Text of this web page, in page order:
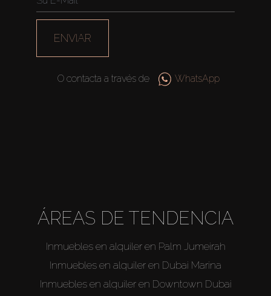
ENVIAR
O contacta a través de WhatsApp
ÁREAS DE TENDENCIA
Inmuebles en alquiler en Palm Jumeirah
Inmuebles en alquiler en Dubai Marina
Inmuebles en alquiler en Downtown Dubai